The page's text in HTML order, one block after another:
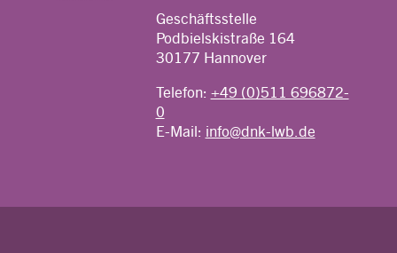
Geschäftsstelle
Podbielskistraße 164
30177 Hannover
Telefon: +49 (0)511 696872-
0
E-Mail: info@dnk-lwb.de